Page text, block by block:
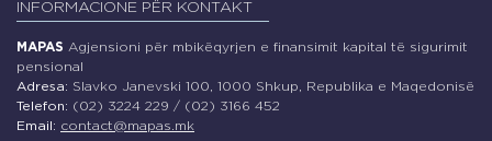
INFORMACIONE PËR KONTAKT
MAPAS Agjensioni për mbikëqyrjen e finansimit kapital të sigurimit
pensional
Adresa: Slavko Janevski 100, 1000 Shkup, Republika e Maqedonisë
Telefon: (02) 3224 229 / (02) 3166 452
Email: contact@mapas.mk